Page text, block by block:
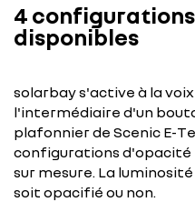
4
disponibles
solarbay s'active à la
l'intermédiaire d'un
plafonnier de Scenic E-
configurations d'opacité
sur mesure. La
soit opacifié ou non.